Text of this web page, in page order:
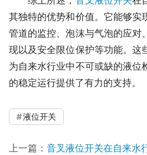
其独特的优势和价值。它能够实
管道的监控、泡沫与气泡的应对
现以及安全限位保护等功能。这
为自来水行业中不可或缺的液位
的稳定运行提供了有力的支持。
液位开关
上一篇： 音叉液位开关在自来水